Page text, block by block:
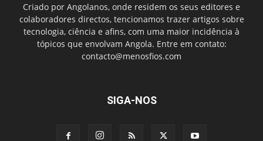
Criado por Angolanos, onde residem os seus editores e
colaboradores directos, tencionamos trazer artigos sobre
tecnologia, ciência e afins, com uma maior incidência à
tópicos que envolvam Angola. Entre em contato:
contacto@menosfios.com
SIGA-NOS